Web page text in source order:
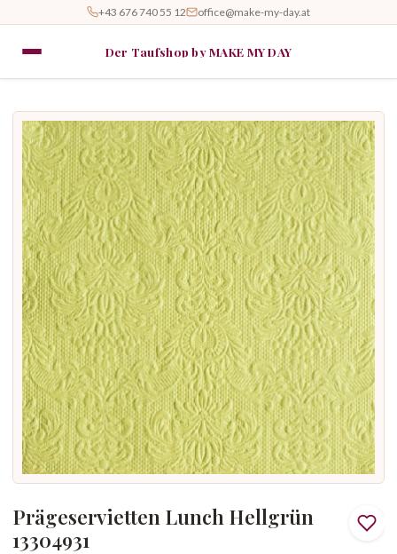
+43 676 740 55 12 office@make-my-day.at
Der Taufshop by MAKE MY DAY
Prägeservietten Lunch Hellgrün
13304931